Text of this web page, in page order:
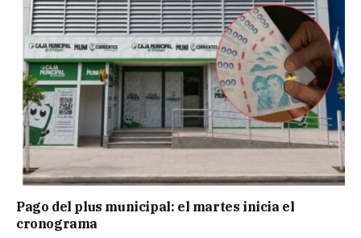
Pago del plus municipal: el martes inicia el
cronograma